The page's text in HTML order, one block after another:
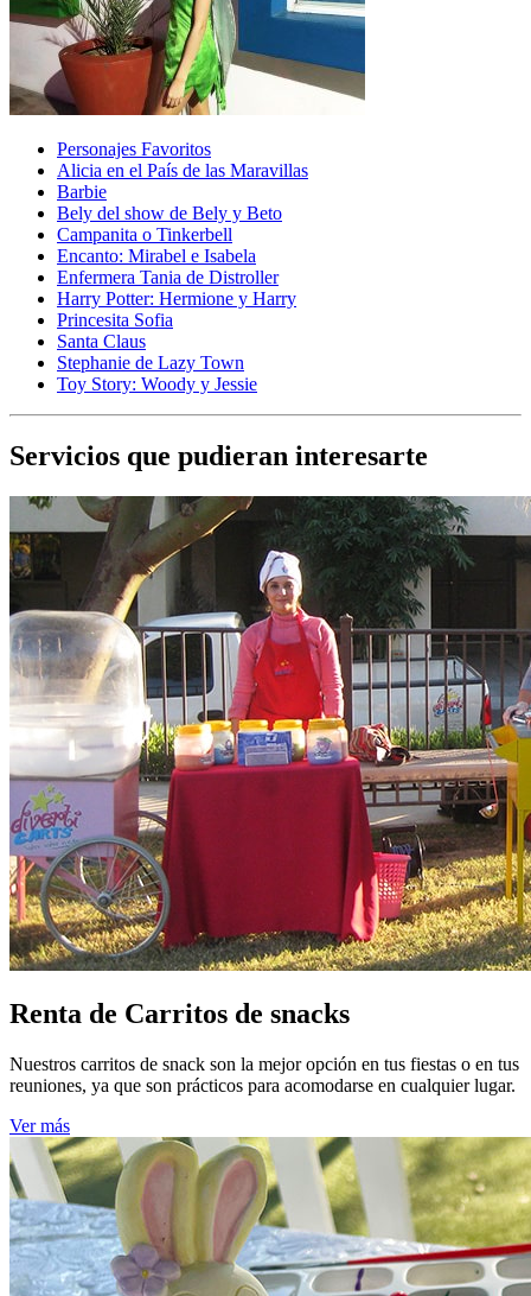
Personajes Favoritos
Alicia en el País de las Maravillas
Barbie
Bely del show de Bely y Beto
Campanita o Tinkerbell
Encanto: Mirabel e Isabela
Enfermera Tania de Distroller
Harry Potter: Hermione y Harry
Princesita Sofia
Santa Claus
Stephanie de Lazy Town
Toy Story: Woody y Jessie
Servicios que pudieran interesarte
Renta de Carritos de snacks
Nuestros carritos de snack son la mejor opción en tus fiestas o en tus
reuniones, ya que son prácticos para acomodarse en cualquier lugar.
Ver más